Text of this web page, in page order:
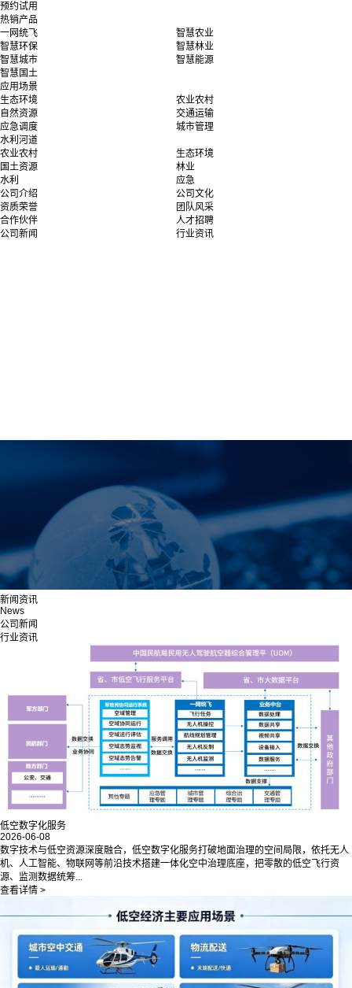
预约试用
热销产品
一网统飞
智慧农业
智慧环保
智慧林业
智慧城市
智慧能源
智慧国土
应用场景
生态环境
农业农村
自然资源
交通运输
应急调度
城市管理
水利河道
农业农村
生态环境
国土资源
林业
水利
应急
公司介绍
公司文化
资质荣誉
团队风采
合作伙伴
人才招聘
公司新闻
行业资讯
新闻资讯
News
公司新闻
行业资讯
低空数字化服务
2026-06-08
数字技术与低空资源深度融合，低空数字化服务打破地面治理的空间局限，依托无人
机、人工智能、物联网等前沿技术搭建一体化空中治理底座，把零散的低空飞行资
源、监测数据统筹...
查看详情 >